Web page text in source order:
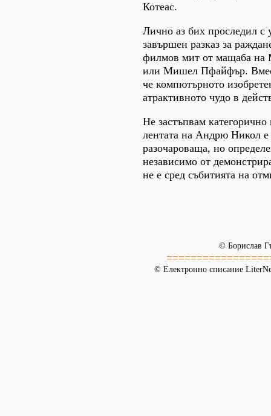
Котеас.
Лично аз бих проследил с
завършен разказ за
филмов мит от мащаба
или Мишел Пфайфър.
че компютърното
атрактивното чудо в
Не застъпвам
лентата на Андрю Никол
разочароваща, но
независимо от
не е сред събитията на
© Борислав
© Електронно списание